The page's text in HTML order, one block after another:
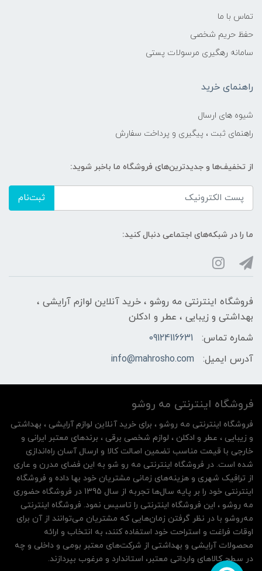
تماس با ما
حفظ حریم شخصی
سامانه رهگیری مرسولات پستی
راهنمای خرید
شیوه های ارسال
راهنمای ثبت ، پیگیری و پرداخت سفارش
از تخفیف‌ها و جدیدترین‌های فروشگاه ما باخبر شوید:
ثبت‌نام
ما را در شبکه‌های اجتماعی دنبال کنید:
فروشگاه اینترنتی مه‌ رو‌شو ، خرید آنلاین لوازم آرایشی ،
بهداشتی و زیبایی ، عطر و ادکلن
شماره تماس:
09124116631
آدرس ایمیل:
info@mahrosho.com
فروشگاه اینترنتی مه‌ رو‌شو
فروشگاه اینترنتی مه‌ رو‌شو ، برای خرید آنلاین لوازم آرایشی ، بهداشتی
و زیبایی ، عطر و ادکلن ، لوازم شخصی برقی ، برندهای معتبر ایرانی و
خارجی با قیمت مناسب تضمین اصالت کالا و ارسال آسان راه‌اندازی
شده است. در فروشگاه اینترنتی مه رو شو به این فضای مدرن و عاری
از ترافیک شهری و هزینه‌های زمانی مشتریان خود بها داده و فروشگاه
اینترنتی خود را بر پایه سال‌ها تجربه از سال 1395 در فروشگاه حضوری
مه روشو ، این فروشگاه اینترنتی را تاسیس نمود. فروشگاه اینترنتی
مه‌رو‌شو با در نظر گرفتن زمان‌هایی که مشتریان می‌توانند از آن‌ برای
اوقات فراغت و استراحت خود استفاده کنند، به انتخاب و ارائه
محصولات آرایشی و بهداشتی از شرکت‌های معتبر بومی و داخلی و چه
در سطح کالاهای وارداتی معتبر، استاندارد و مرغوب بپردازند.